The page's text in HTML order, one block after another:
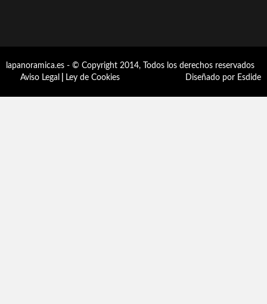
lapanoramica.es - © Copyright 2014, Todos los derechos reservados
Aviso Legal
Ley de Cookies Diseñado por Esdide